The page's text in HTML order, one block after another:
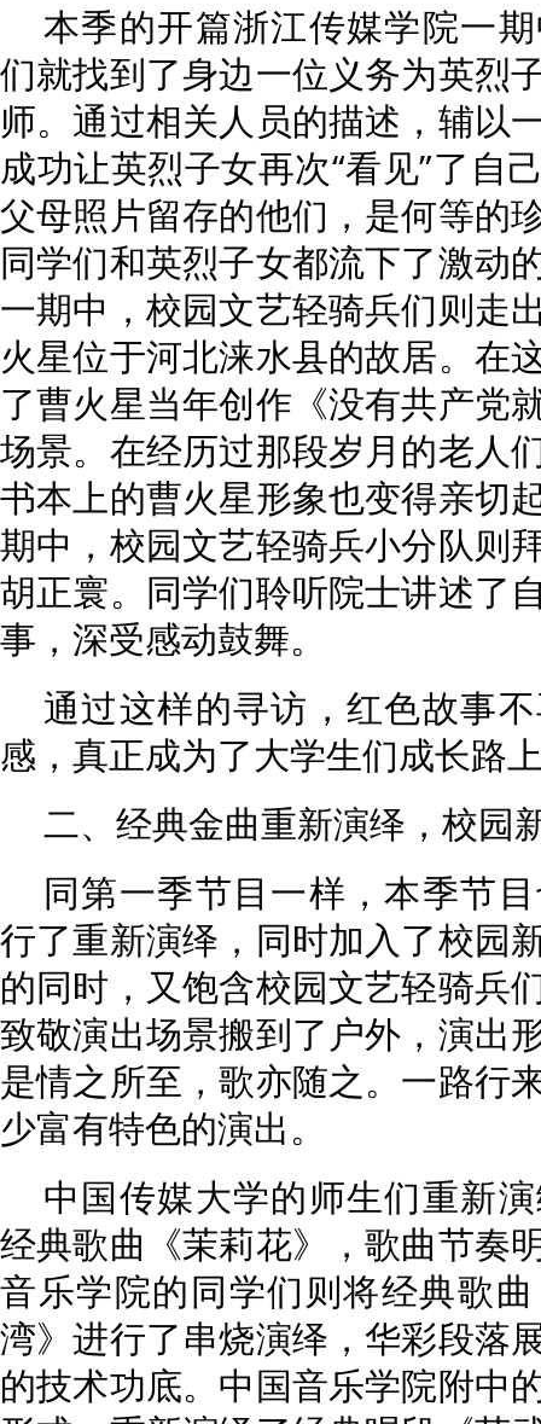
本季的开篇浙江传媒学院一
们就找到了身边一位义务为英烈
师。通过相关人员的描述，辅以
成功让英烈子女再次“看见”了自
父母照片留存的他们，是何等的
同学们和英烈子女都流下了激动
一期中，校园文艺轻骑兵们则走
火星位于河北涞水县的故居。在
了曹火星当年创作《没有共产党
场景。在经历过那段岁月的老人
书本上的曹火星形象也变得亲切
期中，校园文艺轻骑兵小分队则
胡正寰。同学们聆听院士讲述了
事，深受感动鼓舞。
通过这样的寻访，红色故事
感，真正成为了大学生们成长路
二、经典金曲重新演绎，校园
同第一季节目一样，本季节
行了重新演绎，同时加入了校园
的同时，又饱含校园文艺轻骑兵
致敬演出场景搬到了户外，演出
是情之所至，歌亦随之。一路行
少富有特色的演出。
中国传媒大学的师生们重新
经典歌曲《茉莉花》，歌曲节奏
音乐学院的同学们则将经典歌
湾》进行了串烧演绎，华彩段落
的技术功底。中国音乐学院附中